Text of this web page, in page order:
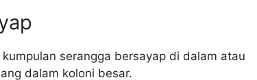
serangga bersayap di dalam atau
dalam koloni besar.